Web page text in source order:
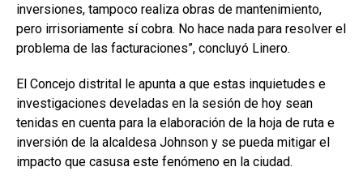
inversiones, tampoco realiza obras de mantenimiento,
pero irrisoriamente sí cobra. No hace nada para resolver el
problema de las facturaciones”, concluyó Linero.
El Concejo distrital le apunta a que estas inquietudes e
investigaciones develadas en la sesión de hoy sean
tenidas en cuenta para la elaboración de la hoja de ruta e
inversión de la alcaldesa Johnson y se pueda mitigar el
impacto que casusa este fenómeno en la ciudad.